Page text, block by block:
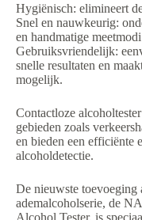
Hygiënisch: elimineert
Snel en nauwkeurig:
en handmatige
Gebruiksvriendelijk:
snelle resultaten en
mogelijk.
Contactloze
gebieden zoals
en bieden een efficiënte
alcoholdetectie.
De nieuwste
ademalcoholserie, de
Alcohol Tester, is